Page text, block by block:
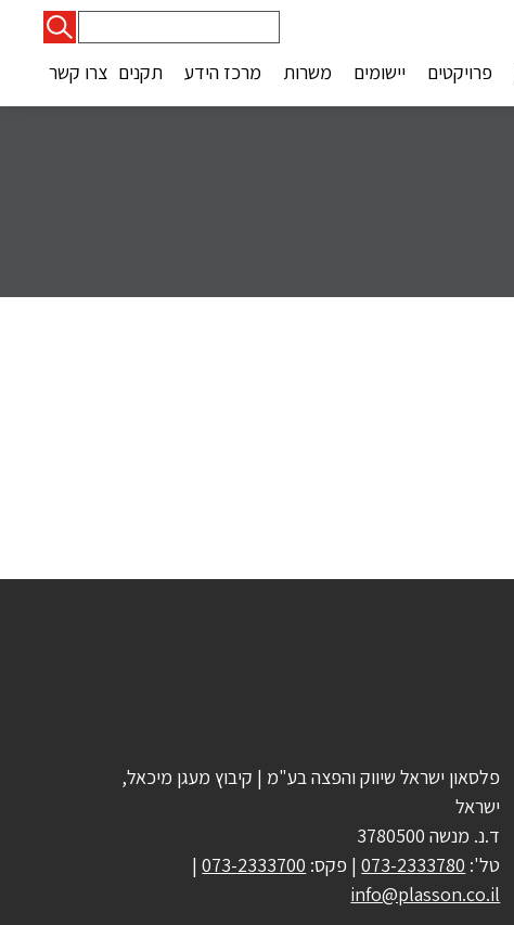
פרויקטים יישומים משרות מרכז הידע תקנים צרו קשר
פלסאון ישראל שיווק והפצה בע"מ | קיבוץ מעגן מיכאל,
ישראל
ד.נ. מנשה 3780500
טל': 073-2333780| פקס: 073-2333700
|
info@plasson.co.il